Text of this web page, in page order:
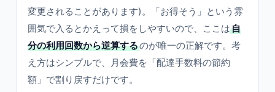
変更されることがあります)。「お得そう」という雰
囲気で入るとかえって損をしやすいので、ここは自
分の利用回数から逆算するのが唯一の正解です。考
え方はシンプルで、月会費を「配達手数料の節約
額」で割り戻すだけです。